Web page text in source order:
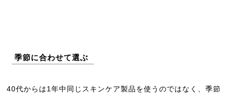
季節に合わせて選ぶ
40代からは1年中同じスキンケア製品を使うのではなく、季節